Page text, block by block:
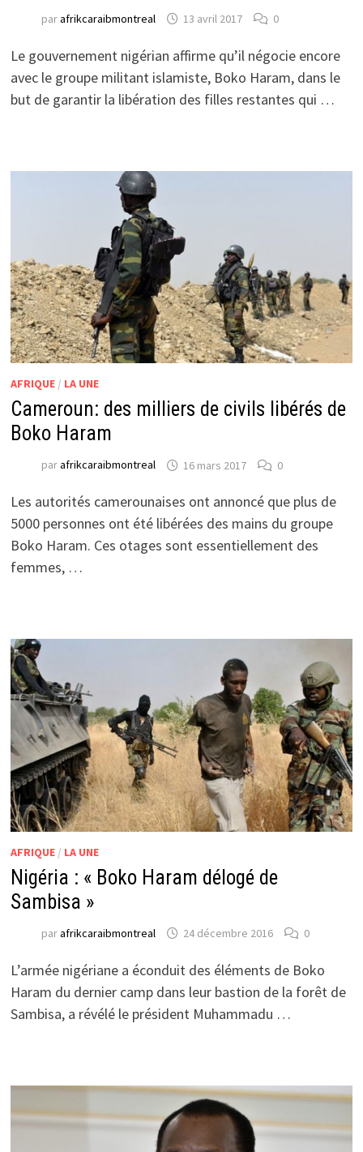
parafrikcaraibmontreal 13 avril 2017 0
Le gouvernement nigérian affirme qu’il négocie encore
avec le groupe militant islamiste, Boko Haram, dans le
but de garantir la libération des filles restantes qui …
AFRIQUE/ LA UNE
Cameroun: des milliers de civils libérés de
Boko Haram
parafrikcaraibmontreal 16 mars 2017 0
Les autorités camerounaises ont annoncé que plus de
5000 personnes ont été libérées des mains du groupe
Boko Haram. Ces otages sont essentiellement des
femmes, …
AFRIQUE/ LA UNE
Nigéria : « Boko Haram délogé de
Sambisa »
parafrikcaraibmontreal 24 décembre 2016 0
L’armée nigériane a éconduit des éléments de Boko
Haram du dernier camp dans leur bastion de la forêt de
Sambisa, a révélé le président Muhammadu …